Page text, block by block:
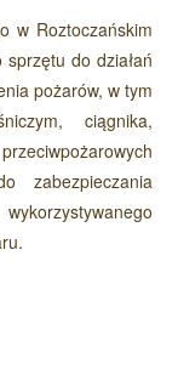
w Roztoczańskim
do działań
pożarów, w tym
ciągnika,
zabezpieczania